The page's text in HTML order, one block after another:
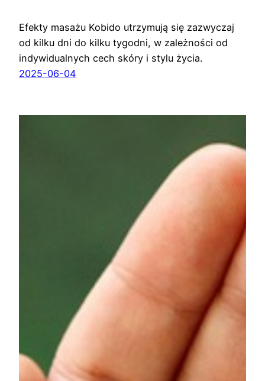
Efekty masażu Kobido utrzymują się zazwyczaj
od kilku dni do kilku tygodni, w zależności od
indywidualnych cech skóry i stylu życia.
2025-06-04